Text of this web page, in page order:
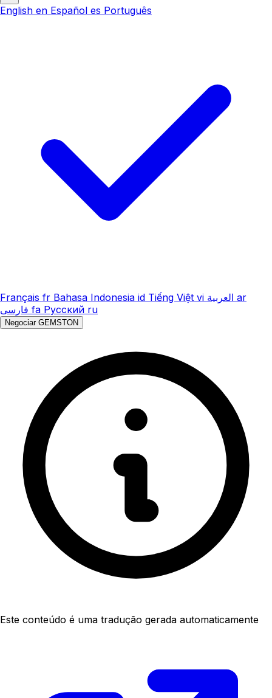
English en Español es Português
Français fr Bahasa Indonesia id Tiếng Việt vi العربية ar
فارسی fa Русский ru
Negociar GEMSTON
Este conteúdo é uma tradução gerada automaticamente